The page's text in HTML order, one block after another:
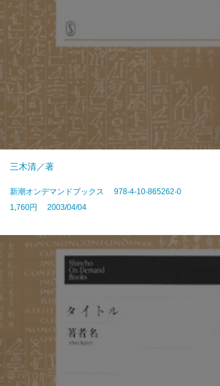
三木清／著
新潮オンデマンドブックス 978-4-10-865262-0
1,760円 2003/04/04